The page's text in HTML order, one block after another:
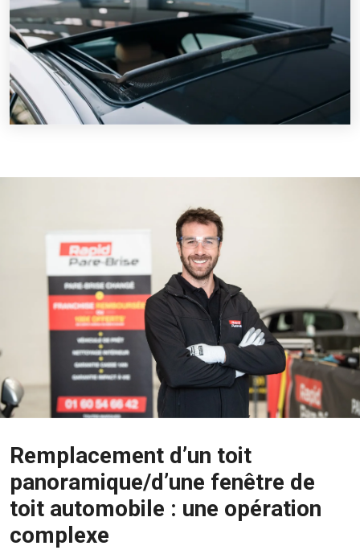
Remplacement d’un toit
panoramique/d’une fenêtre de
toit automobile : une opération
complexe